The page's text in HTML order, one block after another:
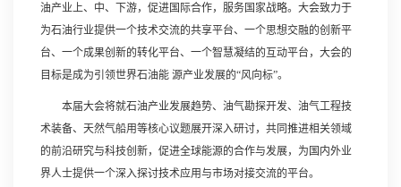
油产业上、中、下游，促进国际合作，服务国家战略。大会致力于
为石油行业提供一个技术交流的共享平台、一个思想交融的创新平
台、一个成果创新的转化平台、一个智慧凝结的互动平台，大会的
目标是成为引领世界石油能 源产业发展的“风向标”。
本届大会将就石油产业发展趋势、油气勘探开发、油气工程技
术装备、天然气船用等核心议题展开深入研讨，共同推进相关领域
的前沿研究与科技创新，促进全球能源的合作与发展，为国内外业
界人士提供一个深入探讨技术应用与市场对接交流的平台。